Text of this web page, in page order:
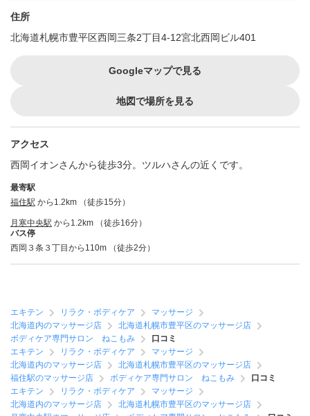
住所
北海道札幌市豊平区西岡三条2丁目4-12宮北西岡ビル401
Googleマップで見る
地図で場所を見る
アクセス
西岡イオンさんから徒歩3分。ツルハさんの近くです。
最寄駅
福住駅 から1.2km （徒歩15分）
月寒中央駅 から1.2km （徒歩16分）
バス停
西岡３条３丁目から110m （徒歩2分）
エキテン リラク・ボディケア
マッサージ
北海道内のマッサージ店
北海道札幌市豊平区のマッサージ店
ボディケア専門サロン ねこもみ
口コミ
エキテン
リラク・ボディケア
マッサージ
北海道内のマッサージ店
北海道札幌市豊平区のマッサージ店
福住駅のマッサージ店
ボディケア専門サロン ねこもみ
口コミ
エキテン
リラク・ボディケア
マッサージ
北海道内のマッサージ店
北海道札幌市豊平区のマッサージ店